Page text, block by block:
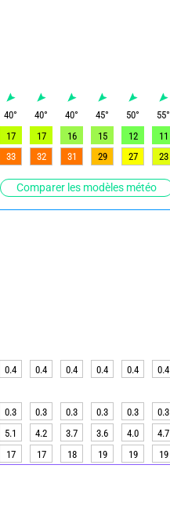
Comparer les modèles météo
40° 40° 40° 45° 50° 55°
17 17 16 15 12 11
33 32 31 29 27 23
0.4 0.4 0.4 0.4 0.4 0.4
0.3 0.3 0.3 0.3 0.3 0.3
5.1 4.2 3.7 3.6 4.0 4.7
17 17 18 19 19 19